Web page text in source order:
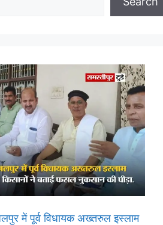
में पूर्व विधायक अख्तरुल इस्लाम